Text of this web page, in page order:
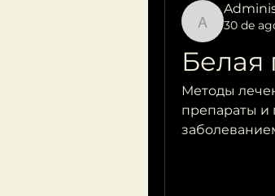
30 de
Белая
Методы
препараты и